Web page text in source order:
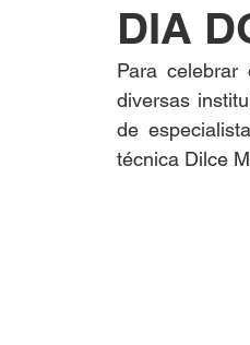
DIA
Para
diversas
de
técnica Dilce